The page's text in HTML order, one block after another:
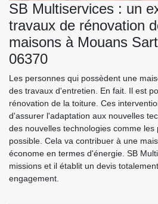
SB Multiservices : un
travaux de rénovation
maisons à Mouans
06370
Les personnes qui possèdent une
des travaux d'entretien. En fait. Il est
rénovation de la toiture. Ces
d'assurer l'adaptation aux nouvelles
des nouvelles technologies comme
possible. Cela va contribuer à une
économe en termes d'énergie. SB
missions et il établit un devis
engagement.